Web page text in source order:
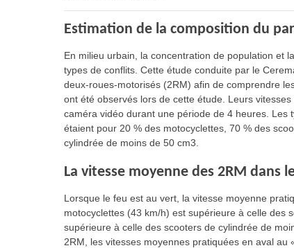
Estimation de la composition du
En milieu urbain, la concentration de population et
types de conflits. Cette étude conduite par le
deux-roues-motorisés (2RM) afin de comprendre
ont été observés lors de cette étude. Leurs
caméra vidéo durant une période de 4 heures.
étaient pour 20 % des motocyclettes, 70 % des
cylindrée de moins de 50 cm3.
La vitesse moyenne des 2RM dans
Lorsque le feu est au vert, la vitesse moyenne
motocyclettes (43 km/h) est supérieure à celle des
supérieure à celle des scooters de cylindrée de
2RM, les vitesses moyennes pratiquées en aval